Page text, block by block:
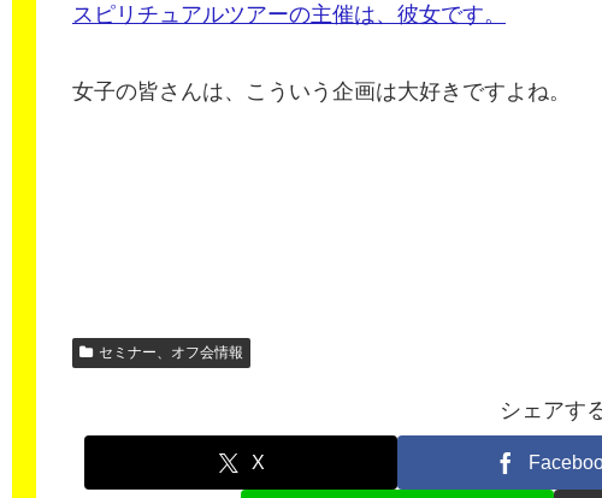
スピリチュアルツアーの主催は、彼女です。
女子の皆さんは、こういう企画は大好きですよね。
セミナー、オフ会情報
シェアす
X